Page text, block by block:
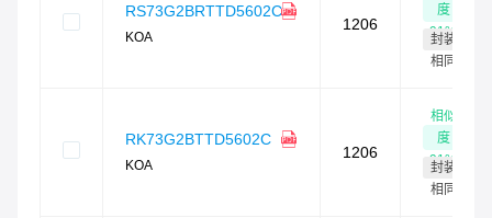
RS73G2BRTTD5602C
KOA
1206
度
91%
封装
相同
RK73G2BTTD5602C
KOA
1206
相似
度
91%
封装
相同